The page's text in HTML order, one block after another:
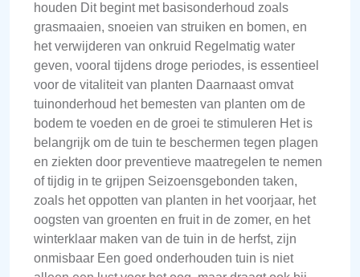
houden Dit begint met basisonderhoud zoals
grasmaaien, snoeien van struiken en bomen, en
het verwijderen van onkruid Regelmatig water
geven, vooral tijdens droge periodes, is essentieel
voor de vitaliteit van planten Daarnaast omvat
tuinonderhoud het bemesten van planten om de
bodem te voeden en de groei te stimuleren Het is
belangrijk om de tuin te beschermen tegen plagen
en ziekten door preventieve maatregelen te nemen
of tijdig in te grijpen Seizoensgebonden taken,
zoals het oppotten van planten in het voorjaar, het
oogsten van groenten en fruit in de zomer, en het
winterklaar maken van de tuin in de herfst, zijn
onmisbaar Een goed onderhouden tuin is niet